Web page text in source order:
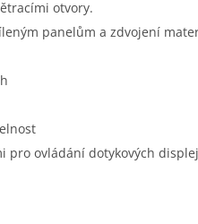
otvory.
panelům a zdvojení
pro ovládání dotykových